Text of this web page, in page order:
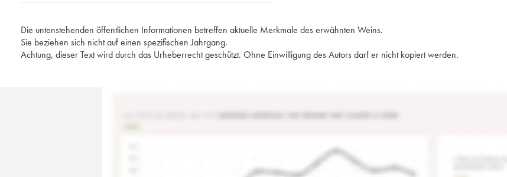
Die untenstehenden öffentlichen Informationen betreffen aktuelle Merkmale des erwähnten Weins.
Sie beziehen sich nicht auf einen spezifischen Jahrgang.
Achtung, dieser Text wird durch das Urheberrecht geschützt. Ohne Einwilligung des Autors darf er nicht kopiert werden.